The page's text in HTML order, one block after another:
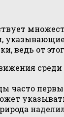
ведь от
часто